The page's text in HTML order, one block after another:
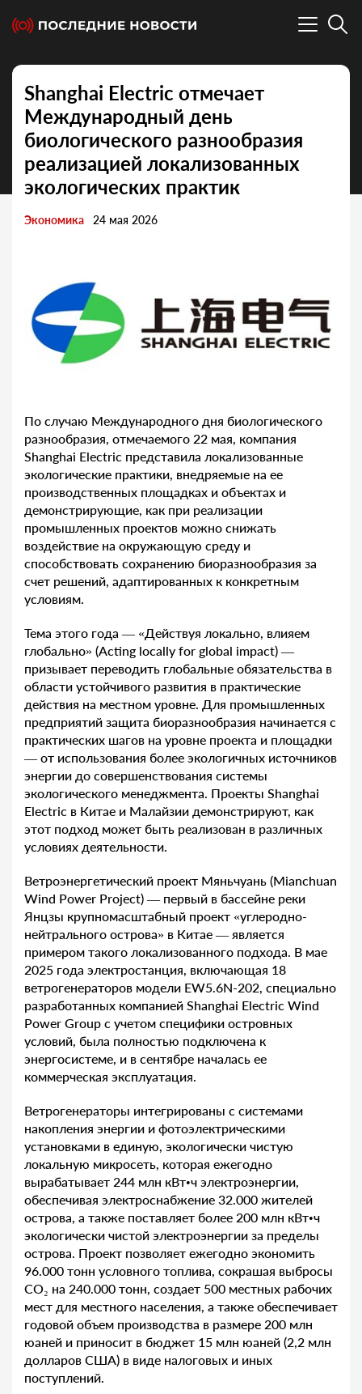
Shanghai Electric отмечает
Международный день
биологического разнообразия
реализацией локализованных
экологических практик
Экономика 24 мая 2026
По случаю Международного дня биологического
разнообразия, отмечаемого 22 мая, компания
Shanghai Electric представила локализованные
экологические практики, внедряемые на ее
производственных площадках и объектах и
демонстрирующие, как при реализации
промышленных проектов можно снижать
воздействие на окружающую среду и
способствовать сохранению биоразнообразия за
счет решений, адаптированных к конкретным
условиям.
Тема этого года — «Действуя локально, влияем
глобально» (Acting locally for global impact) —
призывает переводить глобальные обязательства в
области устойчивого развития в практические
действия на местном уровне. Для промышленных
предприятий защита биоразнообразия начинается с
практических шагов на уровне проекта и площадки
— от использования более экологичных источников
энергии до совершенствования системы
экологического менеджмента. Проекты Shanghai
Electric в Китае и Малайзии демонстрируют, как
этот подход может быть реализован в различных
условиях деятельности.
Ветроэнергетический проект Мяньчуань (Mianchuan
Wind Power Project) — первый в бассейне реки
Янцзы крупномасштабный проект «углеродно-
нейтрального острова» в Китае — является
примером такого локализованного подхода. В мае
2025 года электростанция, включающая 18
ветрогенераторов модели EW5.6N-202, специально
разработанных компанией Shanghai Electric Wind
Power Group с учетом специфики островных
условий, была полностью подключена к
энергосистеме, и в сентябре началась ее
коммерческая эксплуатация.
Ветрогенераторы интегрированы с системами
накопления энергии и фотоэлектрическими
установками в единую, экологически чистую
локальную микросеть, которая ежегодно
вырабатывает 244 млн кВт•ч электроэнергии,
обеспечивая электроснабжение 32.000 жителей
острова, а также поставляет более 200 млн кВт•ч
экологически чистой электроэнергии за пределы
острова. Проект позволяет ежегодно экономить
96.000 тонн условного топлива, сокрашая выбросы
CO₂ на 240.000 тонн, создает 500 местных рабочих
мест для местного населения, а также обеспечивает
годовой объем производства в размере 200 млн
юаней и приносит в бюджет 15 млн юаней (2,2 млн
долларов США) в виде налоговых и иных
поступлений.